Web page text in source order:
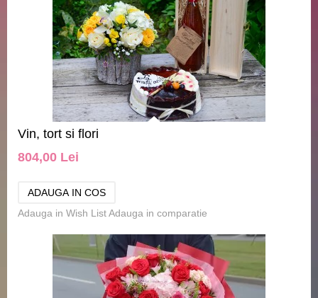
Vin, tort si flori
804,00 Lei
Adauga in Wish ListAdauga in comparatie